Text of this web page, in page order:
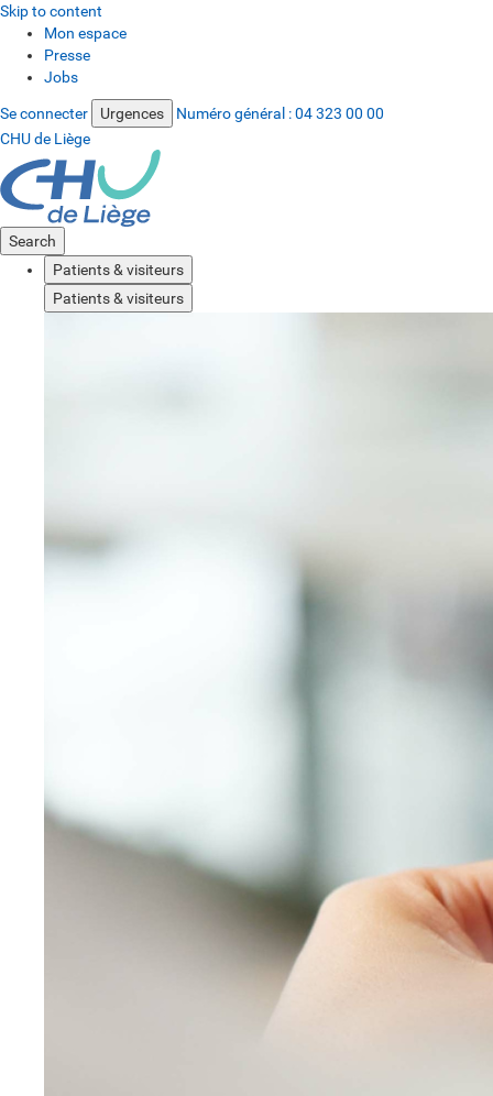
Skip to content
Mon espace
Presse
Jobs
Se connecter Urgences Numéro général :04 323 00 00
CHU de Liège
Search
Patients & visiteurs
Patients & visiteurs